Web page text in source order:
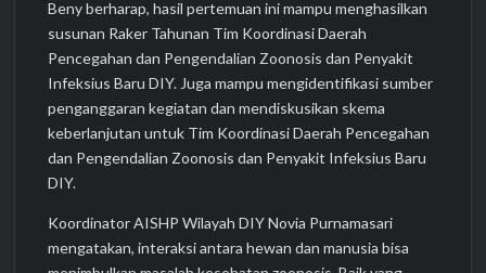
Beny berharap, hasil pertemuan ini mampu menghasilkan
susunan Raker Tahunan Tim Koordinasi Daerah
Pencegahan dan Pengendalian Zoonosis dan Penyakit
Infeksius Baru DIY. Juga mampu mengidentifikasi sumber
penganggaran kegiatan dan mendiskusikan skema
keberlanjutan untuk Tim Koordinasi Daerah Pencegahan
dan Pengendalian Zoonosis dan Penyakit Infeksius Baru
DIY.
Koordinator AISHP Wilayah DIY Novia Purnamasari
mengatakan, interaksi antara hewan dan manusia bisa